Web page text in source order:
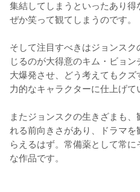
集結してしまうといったあり
ぜか笑って観てしまうのです。
そして注目すべきはジョンス
じるのが大得意のキム・ビョ
大爆発させ、どう考えてもク
力的なキャラクターに仕上げて
またジョンスクの生きざまも
れる前向きさがあり、ドラマ
らえるはず。常備薬として常
な作品です。